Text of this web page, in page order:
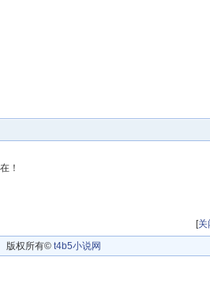
！
[关
版权所有© t4b5小说网